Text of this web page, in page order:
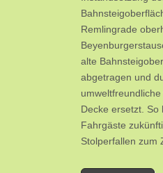
Remlingrade
alte
abgetragen und
Decke ersetzt. So
Fahrgäste
Stolperfallen zum